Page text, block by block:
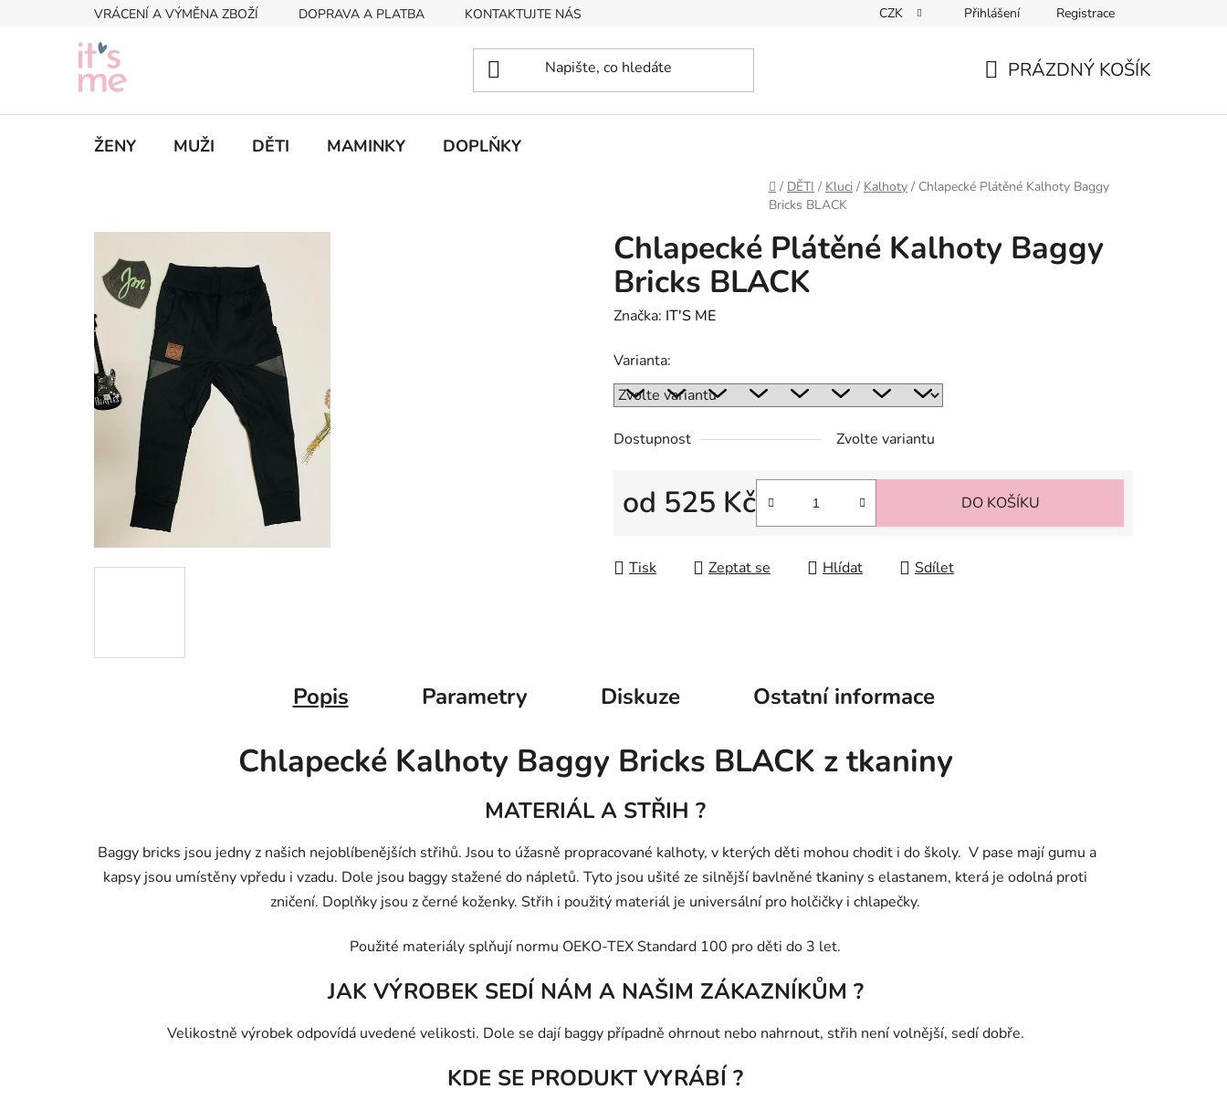
VRÁCENÍ A VÝMĚNA ZBOŽÍ DOPRAVA A PLATBA KONTAKTUJTE NÁS Podmínky ochrany osobních údajů
CZK Přihlášení Registrace
PRÁZDNÝ KOŠÍK
ŽENY MUŽI DĚTI MAMINKY DOPLŇKY
Domů
/ DĚTI / Kluci / Kalhoty / Chlapecké Plátěné Kalhoty Baggy
Bricks BLACK
Chlapecké Plátěné Kalhoty Baggy
Bricks BLACK
Značka: IT'S ME
Varianta:
Dostupnost Zvolte variantu
od 525 Kč DO KOŠÍKU
Tisk Zeptat se Hlídat Sdílet
Popis Parametry Diskuze Ostatní informace
Chlapecké Kalhoty Baggy Bricks BLACK z tkaniny
MATERIÁL A STŘIH ?
Baggy bricks jsou jedny z našich nejoblíbenějších střihů. Jsou to úžasně propracované kalhoty, v kterých děti mohou chodit i do školy. V pase mají gumu a
kapsy jsou umístěny vpředu i vzadu. Dole jsou baggy stažené do nápletů. Tyto jsou ušité ze silnější bavlněné tkaniny s elastanem, která je odolná proti
zničení. Doplňky jsou z černé koženky. Střih i použitý materiál je universální pro holčičky i chlapečky.
Použité materiály splňují normu OEKO-TEX Standard 100 pro děti do 3 let.
JAK VÝROBEK SEDÍ NÁM A NAŠIM ZÁKAZNÍKŮM ?
Velikostně výrobek odpovídá uvedené velikosti. Dole se dají baggy případně ohrnout nebo nahrnout, střih není volnější, sedí dobře.
KDE SE PRODUKT VYRÁBÍ ?